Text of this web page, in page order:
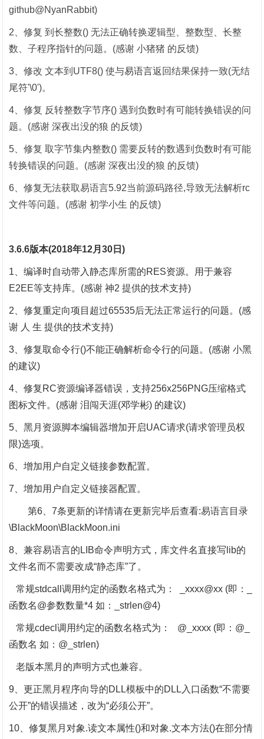
github@NyanRabbit)
2、修复 到长整数() 无法正确转换逻辑型、整数型、长整
数、子程序指针的问题。(感谢 小猪猪 的反馈)
3、修改 文本到UTF8() 使与易语言返回结果保持一致(无结
尾符'\0')。
4、修复 反转整数字节序() 遇到负数时有可能转换错误的问
题。(感谢 深夜出没的狼 的反馈)
5、修复 取字节集内整数() 需要反转的数遇到负数时有可能
转换错误的问题。(感谢 深夜出没的狼 的反馈)
6、修复无法获取易语言5.92当前源码路径,导致无法解析rc
文件等问题。(感谢 初学小生 的反馈)
3.6.6版本(2018年12月30日)
1、编译时自动带入静态库所需的RES资源。用于兼容
E2EE等支持库。(感谢 神2 提供的技术支持)
2、修复重定向项目超过65535后无法正常运行的问题。(感
谢 人 生 提供的技术支持)
3、修复取命令行()不能正确解析命令行的问题。(感谢 小黑
的建议)
4、修复RC资源编译器错误，支持256x256PNG压缩格式
图标文件。(感谢 泪闯天涯(邓学彬) 的建议)
5、黑月资源脚本编辑器增加开启UAC请求(请求管理员权
限)选项。
6、增加用户自定义链接参数配置。
7、增加用户自定义链接器配置。
第6、7条更新的详情请在更新完毕后查看:易语言目录
\BlackMoon\BlackMoon.ini
8、兼容易语言的LIB命令声明方式，库文件名直接写lib的
文件名而不需要改成“静态库”了。
常规stdcall调用约定的函数名格式为： _xxxx@xx (即：_
函数名@参数数量*4 如：_strlen@4)
常规cdecl调用约定的函数名格式为： @_xxxx (即：@_
函数名 如：@_strlen)
老版本黑月的声明方式也兼容。
9、更正黑月程序向导的DLL模板中的DLL入口函数“不需要
公开”的错误描述，改为“必须公开”。
10、修复黑月对象.读文本属性()和对象.文本方法()在部分情